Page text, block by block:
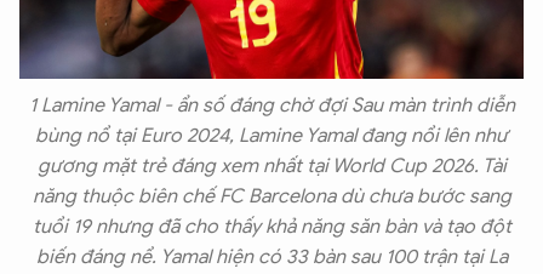
1 Lamine Yamal - ẩn số đáng chờ đợi Sau màn trình diễn
bùng nổ tại Euro 2024, Lamine Yamal đang nổi lên như
gương mặt trẻ đáng xem nhất tại World Cup 2026. Tài
năng thuộc biên chế FC Barcelona dù chưa bước sang
tuổi 19 nhưng đã cho thấy khả năng săn bàn và tạo đột
biến đáng nể. Yamal hiện có 33 bàn sau 100 trận tại La